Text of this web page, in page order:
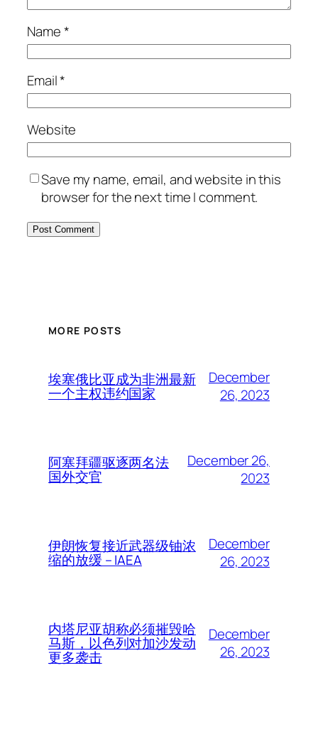
Name*
Email*
Website
Save my name, email, and website in this
browser for the next time I comment.
MORE POSTS
埃塞俄比亚成为非洲最新
一个主权违约国家
December
26, 2023
阿塞拜疆驱逐两名法
国外交官
December 26,
2023
伊朗恢复接近武器级铀浓
缩的放缓 – IAEA
December
26, 2023
内塔尼亚胡称必须摧毁哈
马斯，以色列对加沙发动
更多袭击
December
26, 2023